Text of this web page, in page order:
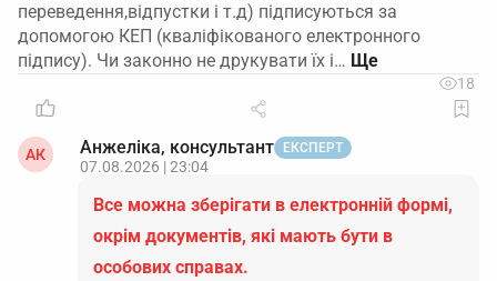
переведення,відпустки і т.д) підписуються за
допомогою КЕП (кваліфікованого електронного
підпису). Чи законно не друкувати їх і…
18
АК Анжеліка, консультант ЕКСПЕРТ
07.08.2026 | 23:04
Все можна зберігати в електронній формі,
окрім документів, які мають бути в
особових справах.